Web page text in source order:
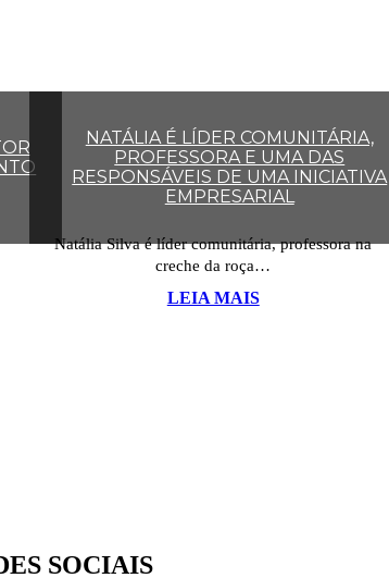
NATÁLIA É LÍDER COMUNITÁRIA,
PROFESSORA E UMA DAS
RESPONSÁVEIS DE UMA INICIATIVA
EMPRESARIAL
Natália Silva é líder comunitária, professora na
creche da roça…
LEIA MAIS
SOCIAIS